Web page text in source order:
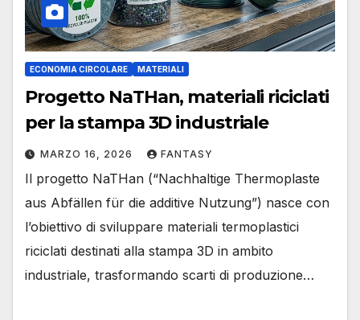
ECONOMIA CIRCOLARE MATERIALI
Progetto NaTHan, materiali riciclati
per la stampa 3D industriale
MARZO 16, 2026 FANTASY
Il progetto NaTHan (“Nachhaltige Thermoplaste
aus Abfällen für die additive Nutzung”) nasce con
l’obiettivo di sviluppare materiali termoplastici
riciclati destinati alla stampa 3D in ambito
industriale, trasformando scarti di produzione…